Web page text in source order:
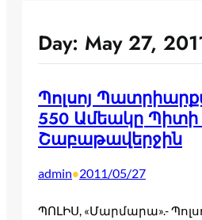
Day: May 27,
Պոլսոյ
550 Ամեակը Պիտի
Շաբաթավերջին
admin•2011/05/27
ՊՈԼԻՍ, «Մարմարա».-